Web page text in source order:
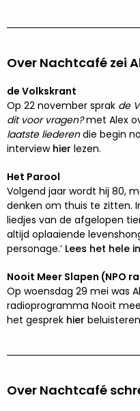
Over Nachtcafé zei
de Volkskrant
Op 22 november sprak de
dit voor vragen?met Alex
laatste liederendie begin
interview hier lezen.
Het Parool
Volgend jaar wordt hij 80,
denken om thuis te zitten.
liedjes van de afgelopen
altijd oplaaiende
personage.’ Lees het hele
Nooit Meer Slapen (NPO
Op woensdag 29 mei was
radioprogramma Nooit
het gesprek hier
Over Nachtcafé